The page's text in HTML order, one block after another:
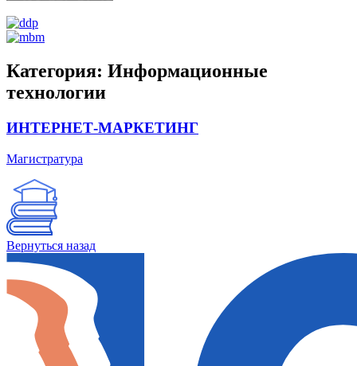
Категория: Информационные
технологии
ИНТЕРНЕТ-МАРКЕТИНГ
Магистратура
Вернуться назад